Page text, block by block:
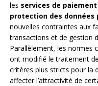
les services de paiement
protection des données
nouvelles contraintes aux
transactions et de gestion
Parallèlement, les normes
ont modifié le traitement
critères plus stricts pour la
affecter l’attractivité de